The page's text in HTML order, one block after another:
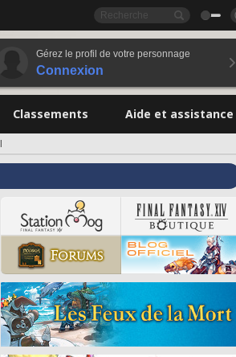
Gérez le profil de votre personnage
Connexion
Classements Aide et assistance